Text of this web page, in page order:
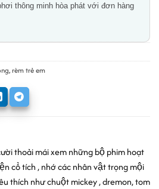
thông minh hòa phát với đơn hàng
,rèm trẻ em
thoải mái xem những bộ phim hoạt
cổ tích , nhớ các nhân vật trọng mội
thích như chuột mickey , dremon, tom